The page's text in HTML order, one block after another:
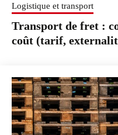
Logistique et transport
Transport de fret :
coût (tarif,